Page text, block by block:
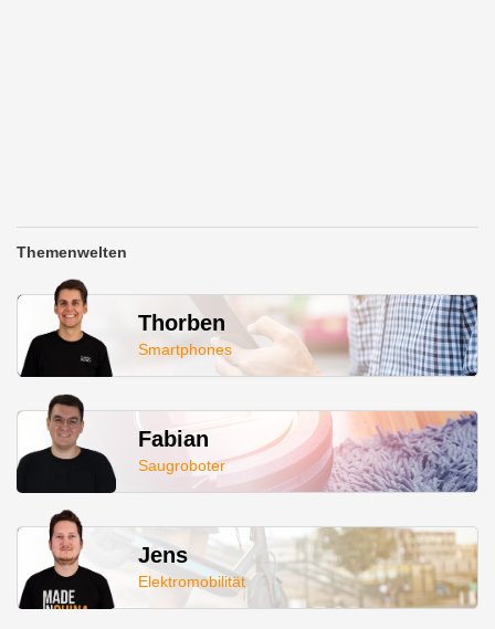
Themenwelten
Thorben
Smartphones
Fabian
Saugroboter
Jens
Elektromobilität